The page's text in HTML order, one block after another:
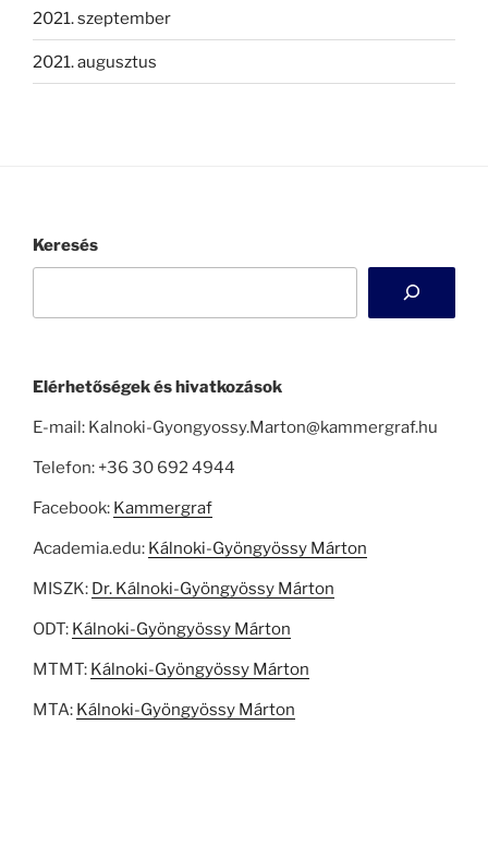
2021. szeptember
2021. augusztus
Keresés
Elérhetőségek és hivatkozások
E-mail: Kalnoki-Gyongyossy.Marton@kammergraf.hu
Telefon: +36 30 692 4944
Facebook: Kammergraf
Academia.edu: Kálnoki-Gyöngyössy Márton
MISZK: Dr. Kálnoki-Gyöngyössy Márton
ODT: Kálnoki-Gyöngyössy Márton
MTMT: Kálnoki-Gyöngyössy Márton
MTA: Kálnoki-Gyöngyössy Márton